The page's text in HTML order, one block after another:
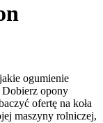
ogumienie
opony
ofertę na koła
maszyny rolniczej,